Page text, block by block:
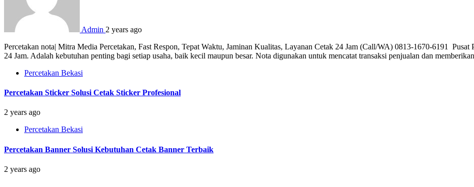
Admin 2 years ago
Percetakan nota| Mitra Media Percetakan, Fast Respon, Tepat Waktu, Jaminan Kualitas, Layanan Cetak 24 Jam (Call/WA) 0813-1670-6191
24 Jam. Adalah kebutuhan penting bagi setiap usaha, baik kecil maupun besar. Nota digunakan untuk mencatat transaksi penjualan dan
Percetakan Bekasi
Percetakan Sticker Solusi Cetak Sticker Profesional
2 years ago
Percetakan Bekasi
Percetakan Banner Solusi Kebutuhan Cetak Banner Terbaik
2 years ago